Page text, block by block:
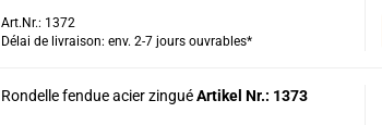
Art.Nr.: 1372
Délai de livraison: env. 2-7 jours ouvrables*
Rondelle fendue acier zinguéArtikel Nr.: 1373